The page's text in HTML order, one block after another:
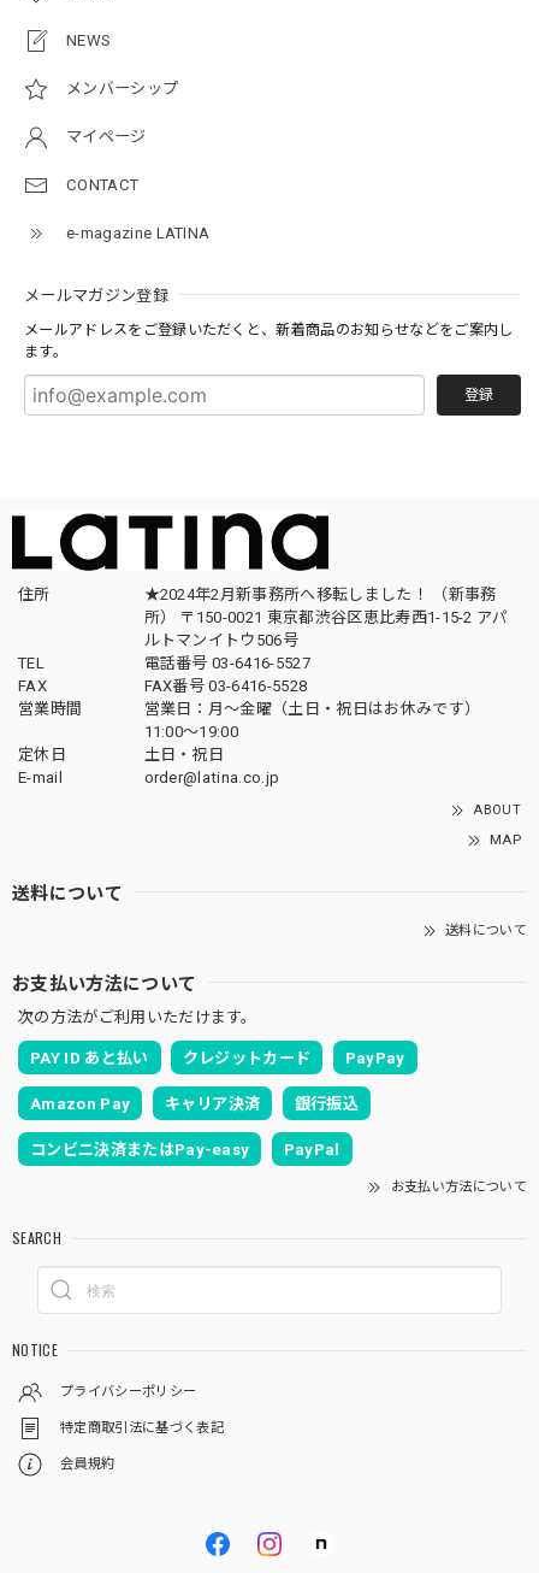
NEWS
メンバーシップ
マイページ
CONTACT
e-magazine LATINA
メールマガジン登録
メールアドレスをご登録いただくと、新着商品のお知らせなどをご案内し
ます。
登録
住所
★2024年2月新事務所へ移転しました！ （新事務
所） 〒150-0021 東京都渋谷区恵比寿西1-15-2 アパ
ルトマンイトウ506号
TEL
電話番号 03-6416-5527
FAX
FAX番号 03-6416-5528
営業時間
営業日：月〜金曜（土日・祝日はお休みです）
11:00〜19:00
定休日
土日・祝日
E-mail
order@latina.co.jp
ABOUT
MAP
送料について
送料について
お支払い方法について
次の方法がご利用いただけます。
PAY ID あと払い クレジットカード PayPay
Amazon Pay キャリア決済 銀行振込
コンビニ決済またはPay-easy PayPal
お支払い方法について
SEARCH
NOTICE
プライバシーポリシー
特定商取引法に基づく表記
会員規約